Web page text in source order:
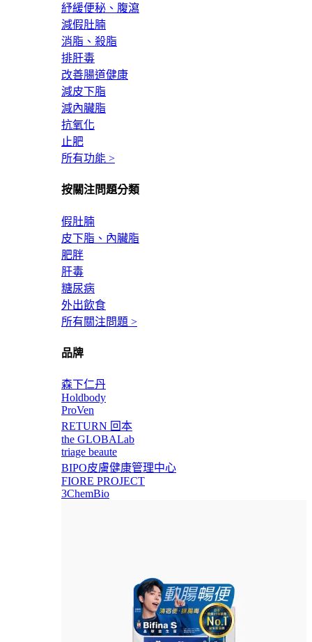
紓緩便秘、腹瀉
減假肚腩
消脂、殺脂
排肝毒
改善腸道健康
減皮下脂
減內臟脂
抗氧化
止肥
所有功能 >
按關注問題分類
假肚腩
皮下脂、內臟脂
肥胖
肝毒
糖尿病
外出飲食
所有關注問題 >
品牌
森下仁丹
Holdbody
ProVen
RETURN 回本
the GLOBALab
triage beaute
BIPO皮膚健康管理中心
FIORE PROJECT
3ChemBio